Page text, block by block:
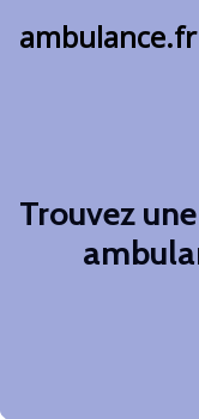
ambulance.fr
Trouvez